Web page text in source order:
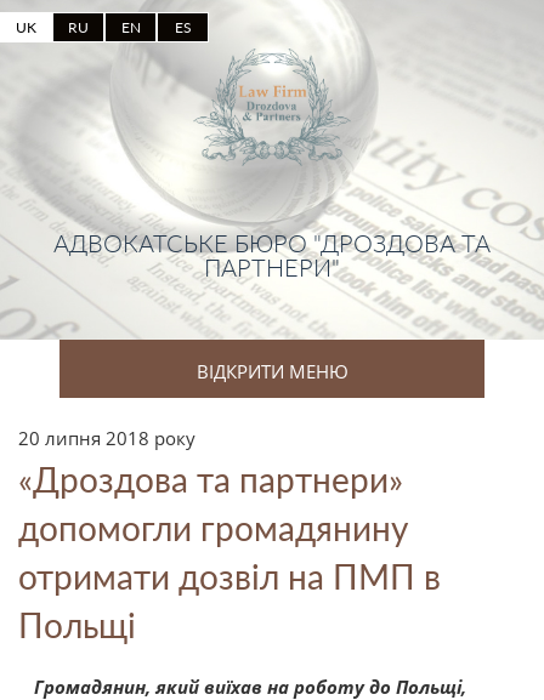
UK RU EN ES
АДВОКАТСЬКЕ БЮРО "ДРОЗДОВА ТА
ПАРТНЕРИ"
ВІДКРИТИ МЕНЮ
20 липня 2018 року
«Дроздова та партнери»
допомогли громадянину
отримати дозвіл на ПМП в
Польщі
Громадянин, який виїхав на роботу до Польщі,